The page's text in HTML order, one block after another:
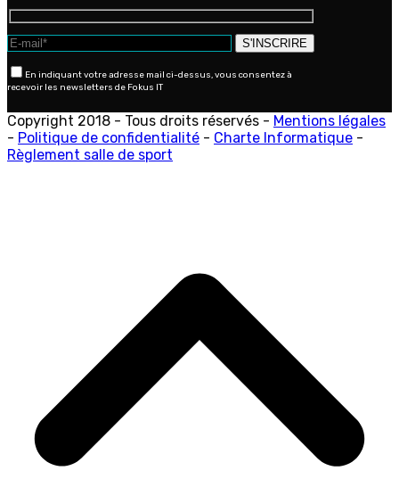
En indiquant votre adresse mail ci-dessus, vous consentez à
recevoir les newsletters de Fokus IT
Copyright 2018 - Tous droits réservés - Mentions légales
- Politique de confidentialité - Charte Informatique -
Règlement salle de sport